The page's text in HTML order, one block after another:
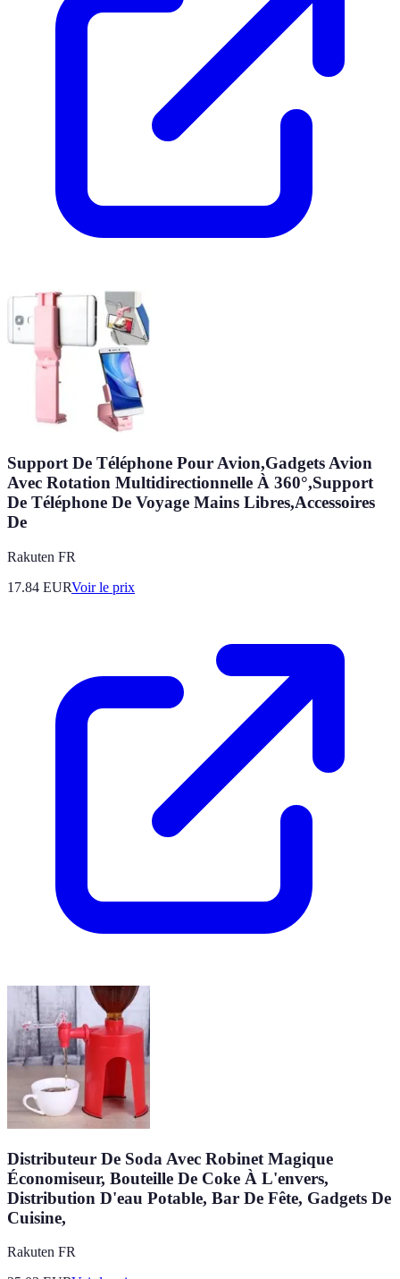
Support De Téléphone Pour Avion,Gadgets Avion
Avec Rotation Multidirectionnelle À 360°,Support
De Téléphone De Voyage Mains Libres,Accessoires
De
Rakuten FR
17.84 EURVoir le prix
Distributeur De Soda Avec Robinet Magique
Économiseur, Bouteille De Coke À L'envers,
Distribution D'eau Potable, Bar De Fête, Gadgets De
Cuisine,
Rakuten FR